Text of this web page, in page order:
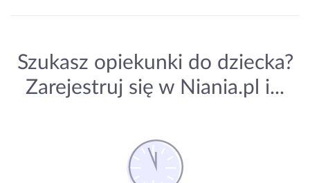
Szukasz opiekunki do dziecka?
Zarejestruj się w Niania.pl i...